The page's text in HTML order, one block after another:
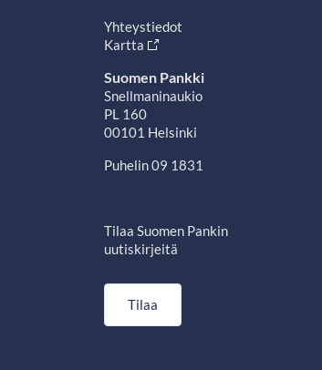
Yhteystiedot
Kartta
Suomen Pankki
Snellmaninaukio
PL 160
00101 Helsinki
Puhelin 09 1831
Tilaa Suomen Pankin
uutiskirjeitä
Tilaa